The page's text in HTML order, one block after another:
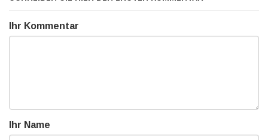
Ihr Kommentar
Ihr Name